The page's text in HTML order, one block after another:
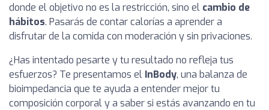
donde el objetivo no es la restricción, sino el cambio de
hábitos. Pasarás de contar calorías a aprender a
disfrutar de la comida con moderación y sin privaciones.
¿Has intentado pesarte y tu resultado no refleja tus
esfuerzos? Te presentamos el InBody, una balanza de
bioimpedancia que te ayuda a entender mejor tu
composición corporal y a saber si estás avanzando en tu